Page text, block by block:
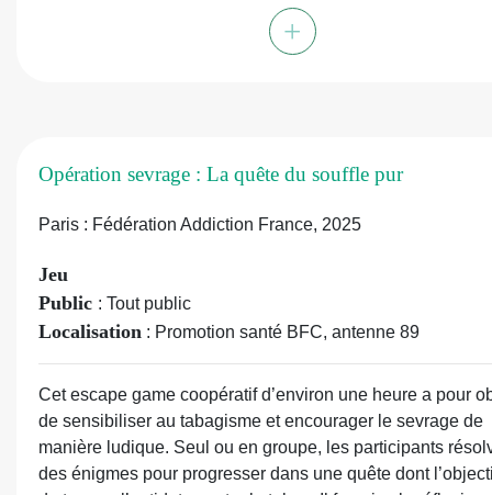
à prendre sa place dans les relations avec autrui, à faire
confiance et à exprimer son ressenti, à poser des limites
Image corporelle - Identité - Consentement). Les cartes
abordant le respect du corps et des parties intimes, et
accompagne l'outil et fournit à la fois la règle du jeu et un
accompagnement pédagogique.
Collation: 1 plateau de jeu, 108 cartes-questions, 1 fiche
des créatures étranges", 4 pions "sous-marins" +
1 livret d'accompagnement
+
Opération sevrage : La quête du souffle pur
Paris : Fédération Addiction France, 2025
Jeu
Public : Tout public
Localisation : Promotion santé BFC, antenne 89
Cet escape game coopératif d’environ une heure a pour
de sensibiliser au tabagisme et encourager le sevrage de
manière ludique. Seul ou en groupe, les participants
des énigmes pour progresser dans une quête dont